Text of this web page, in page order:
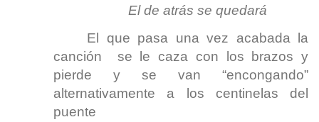
El de atrás se quedará
El que pasa una vez acabada la
canción se le caza con los brazos y
pierde y se van “encongando”
alternativamente a los centinelas del
puente